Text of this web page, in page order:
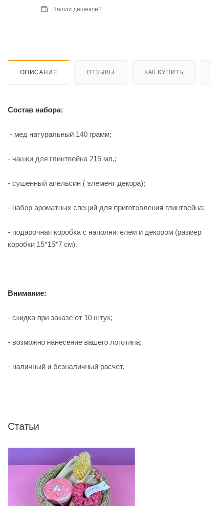
Нашли дешевле?
ОПИСАНИЕ ОТЗЫВЫ КАК КУПИТЬ
Cостав набора:
- мед натуральный 140 грамм;
- чашки для глинтвейна 215 мл.;
- сушенный апельсин ( элемент декора);
- набор ароматных специй для приготовления глинтвейна;
- подарочная коробка с наполнителем и декором (размер
коробки 15*15*7 см).
Внимание:
- скидка при заказе от 10 штук;
- возможно нанесение вашего логотипа;
- наличный и безналичный расчет.
Статьи